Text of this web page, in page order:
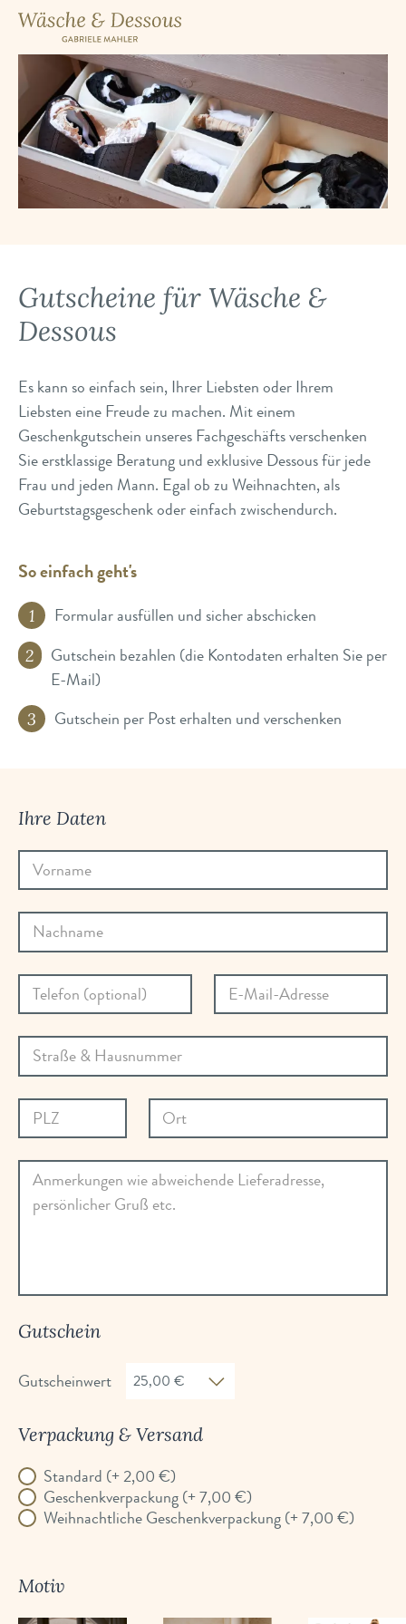
Gutscheine für Wäsche &
Dessous
Es kann so einfach sein, Ihrer Liebsten oder Ihrem
Liebsten eine Freude zu machen. Mit einem
Geschenkgutschein unseres Fachgeschäfts verschenken
Sie erstklassige Beratung und exklusive Dessous für jede
Frau und jeden Mann. Egal ob zu Weihnachten, als
Geburtstagsgeschenk oder einfach zwischendurch.
So einfach geht's
Formular ausfüllen und sicher abschicken
Gutschein bezahlen (die Kontodaten erhalten Sie per
E-Mail)
Gutschein per Post erhalten und verschenken
Ihre Daten
Gutschein
Gutscheinwert
Verpackung & Versand
Standard (+ 2,00 €)
Geschenkverpackung (+ 7,00 €)
Weihnachtliche Geschenkverpackung (+ 7,00 €)
Motiv